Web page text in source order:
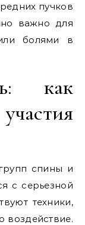
пучков
важно для
болями в
как
спины и
с серьезной
техники,
воздействие.